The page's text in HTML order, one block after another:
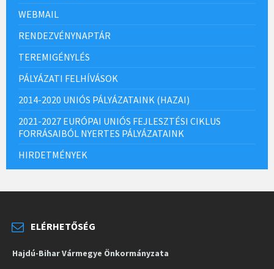
WEBMAIL
RENDEZVÉNYNAPTÁR
TEREMIGÉNYLÉS
PÁLYÁZATI FELHÍVÁSOK
2014-2020 UNIÓS PÁLYÁZATAINK (HAZAI)
2021-2027 EURÓPAI UNIÓS FEJLESZTÉSI CIKLUS
FORRÁSAIBÓL NYERTES PÁLYÁZATAINK
HIRDETMÉNYEK
ELÉRHETŐSÉG
Hajdú-Bihar Vármegye Önkormányzata